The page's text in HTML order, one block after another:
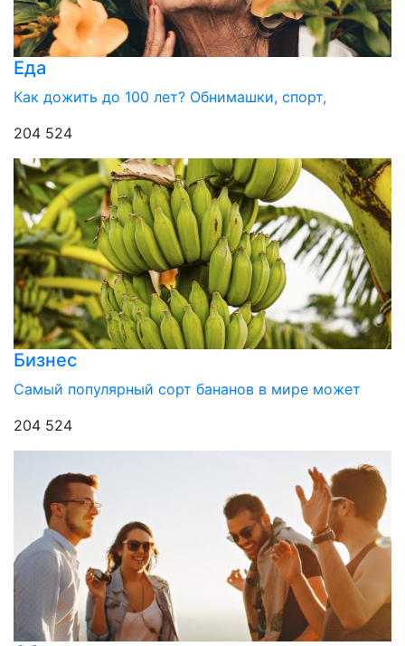
Еда
Как дожить до 100 лет? Обнимашки, спорт,
204 524
Бизнес
Самый популярный сорт бананов в мире может
204 524